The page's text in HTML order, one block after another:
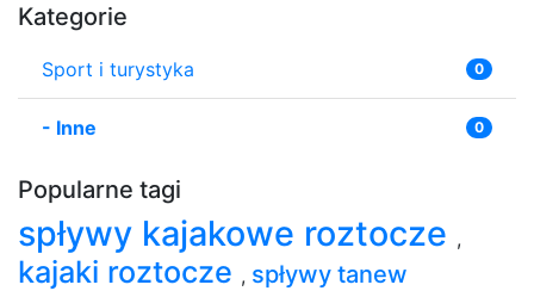
Kategorie
Sport i turystyka 0
- Inne 0
Popularne tagi
spływy kajakowe roztocze ,
kajaki roztocze , spływy tanew